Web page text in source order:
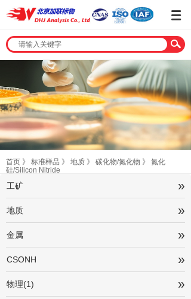
首页 》 标准样品 》 地质 》 碳化物/氮化物 》
氮化
硅/Silicon Nitride
工矿 »
地质 »
金属 »
CSONH »
物理(1) »